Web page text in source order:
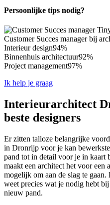
Persoonlijke tips nodig?
Customer Succes manager bij
Interieur design94%
Binnenhuis architectuur92%
Project management97%
Ik help je graag
Interieurarchitect
beste designers
Er zitten talloze belangrijke
in Dronrijp voor je kan
pand tot in detail voor je in kaart
maakt een architect het voor een
mogelijk om aan de slag te
weet precies wat je nodig hebt
nieuw pand.